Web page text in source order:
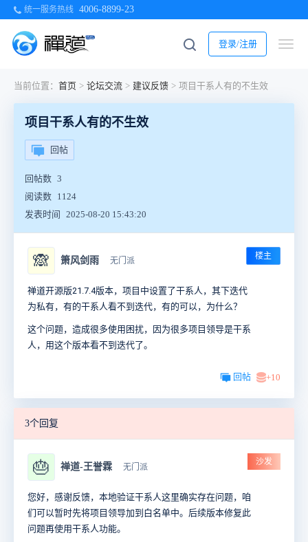
统一服务热线 4006-8899-23
登录/注册
当前位置： 首页 > 论坛交流 > 建议反馈 > 项目干系人有的不生效
项目干系人有的不生效
回帖
回帖数 3
阅读数 1124
发表时间
2025-08-20 15:43:20
🙈 箫风剑雨 无门派 楼主
禅道开源版21.7.4版本，项目中设置了干系人，其下迭代
为私有，有的干系人看不到迭代，有的可以，为什么？
这个问题，造成很多使用困扰，因为很多项目领导是干系
人，用这个版本看不到迭代了。
回帖 +10
3个回复
🎂 禅道-王誉霖 无门派
沙发
您好，感谢反馈，本地验证干系人这里确实存在问题，咱
们可以暂时先将项目领导加到白名单中。后续版本修复此
问题再使用干系人功能。